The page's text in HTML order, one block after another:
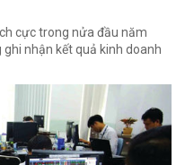
cực trong nửa đầu năm
nhận kết quả kinh doanh